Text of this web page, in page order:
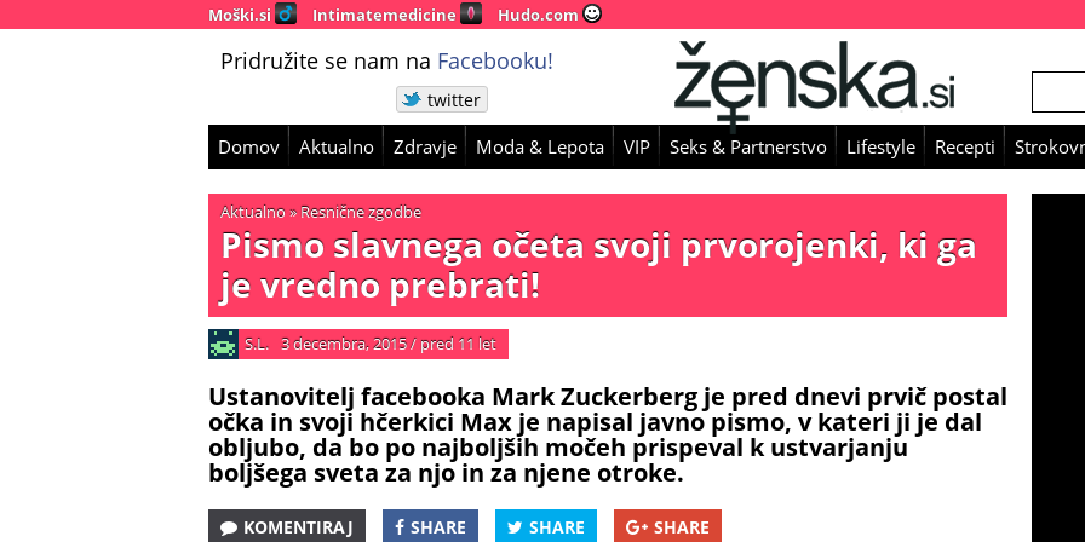
Moški.si Intimatemedicine Hudo.com
Pridružite se nam na Facebooku!
twitter
Domov Aktualno Zdravje Moda & Lepota VIP Seks & Partnerstvo Lifestyle Recepti
Aktualno» Resnične zgodbe
Pismo slavnega očeta svoji prvorojenki, ki ga
je vredno prebrati!
S.L. 3 decembra, 2015/ pred 11 let
Ustanovitelj facebooka Mark Zuckerberg je pred dnevi prvič postal
očka in svoji hčerkici Max je napisal javno pismo, v kateri ji je dal
obljubo, da bo po najboljših močeh prispeval k ustvarjanju
boljšega sveta za njo in za njene otroke.
KOMENTIRAJ SHARE SHARE SHARE